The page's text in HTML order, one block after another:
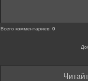
Всего комментариев:0